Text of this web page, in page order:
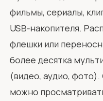
фильмы, сериалы,
USB-накопителя.
флешки или
более десятка
(видео, аудио,
можно